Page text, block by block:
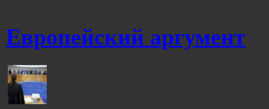
Европейский аргумент